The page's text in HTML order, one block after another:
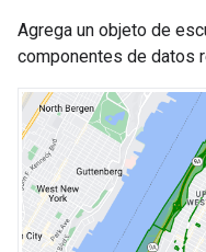
Agrega un objeto de
componentes de datos